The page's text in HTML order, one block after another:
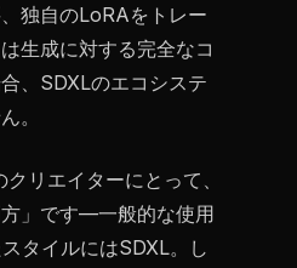
独自のLoRAをトレー
生成に対する完全なコ
、SDXLのエコシステ
。
リエイターにとって、
」です—一般的な使用
タイルにはSDXL。し